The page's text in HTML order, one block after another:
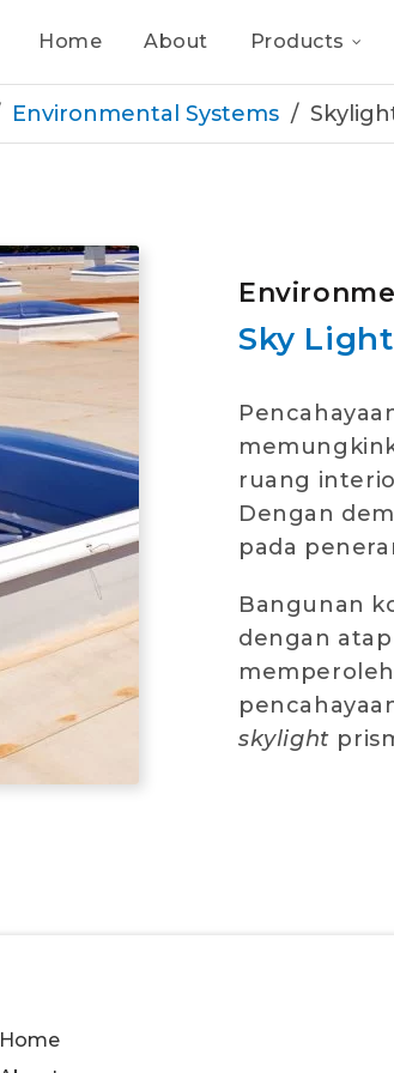
Home About Products
Environmental Systems
Sky Light
ruang
Dengan
pada
Bangunan
dengan
skylight
Home